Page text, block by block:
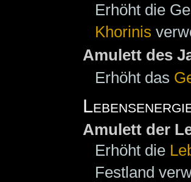
Erhöht die
Khorinis
Amulett des
Erhöht das
Amulett der
Erhöht die
Festland